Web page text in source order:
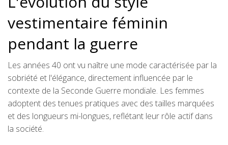
vestimentaire féminin
pendant la guerre
Les années 40 ont vu naître une mode caractérisée par la
sobriété et l'élégance, directement influencée par le
contexte de la Seconde Guerre mondiale. Les femmes
adoptent des tenues pratiques avec des tailles marquées
et des longueurs mi-longues, reflétant leur rôle actif dans
la société.